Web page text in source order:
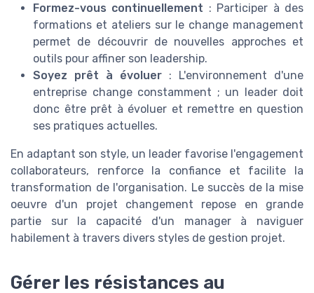
Formez-vous continuellement : Participer à des
formations et ateliers sur le change management
permet de découvrir de nouvelles approches et
outils pour affiner son leadership.
Soyez prêt à évoluer : L'environnement d'une
entreprise change constamment ; un leader doit
donc être prêt à évoluer et remettre en question
ses pratiques actuelles.
En adaptant son style, un leader favorise l'engagement
collaborateurs, renforce la confiance et facilite la
transformation de l'organisation. Le succès de la mise
oeuvre d'un projet changement repose en grande
partie sur la capacité d'un manager à naviguer
habilement à travers divers styles de gestion projet.
Gérer les résistances au